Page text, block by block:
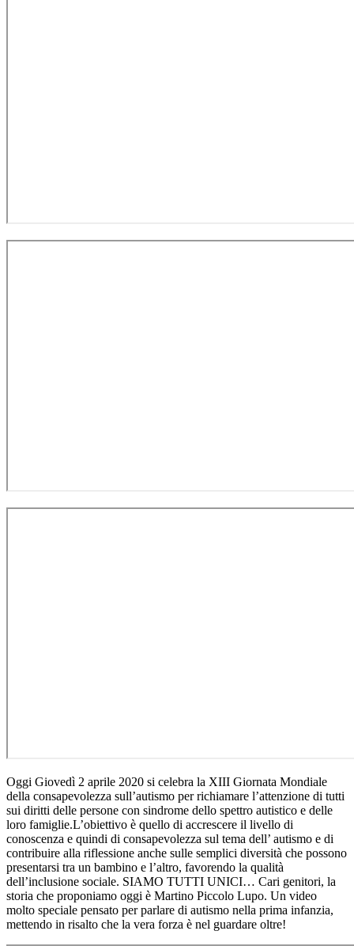
Oggi Giovedì 2 aprile 2020 si celebra la XIII Giornata Mondiale
della consapevolezza sull’autismo per richiamare l’attenzione di tutti
sui diritti delle persone con sindrome dello spettro autistico e delle
loro famiglie.L’obiettivo è quello di accrescere il livello di
conoscenza e quindi di consapevolezza sul tema dell’ autismo e di
contribuire alla riflessione anche sulle semplici diversità che possono
presentarsi tra un bambino e l’altro, favorendo la qualità
dell’inclusione sociale. SIAMO TUTTI UNICI… Cari genitori, la
storia che proponiamo oggi è Martino Piccolo Lupo. Un video
molto speciale pensato per parlare di autismo nella prima infanzia,
mettendo in risalto che la vera forza è nel guardare oltre!